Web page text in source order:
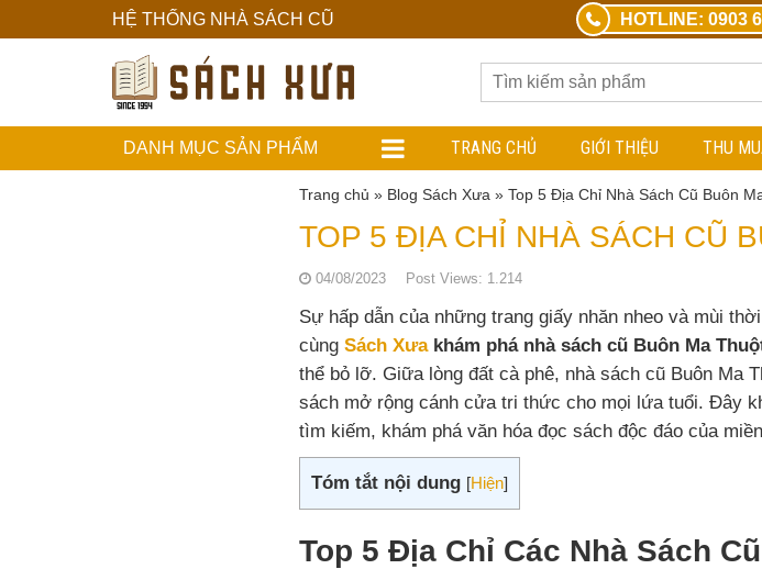
HỆ THỐNG NHÀ SÁCH CŨ HOTLINE: 0903
Nhà
Sách
Cũ
DANH MỤC SẢN PHẨM TRANG CHỦ GIỚI THIỆU THU
Trang chủ » Blog Sách Xưa » Top 5 Địa Chỉ Nhà Sách Cũ Buôn
TOP 5 ĐỊA CHỈ NHÀ SÁCH CŨ
04/08/2023 Post Views: 1.214
Sự hấp dẫn của những trang giấy nhăn nheo và mùi
cùng Sách Xưa khám phá nhà sách cũ Buôn Ma
thể bỏ lỡ. Giữa lòng đất cà phê, nhà sách cũ Buôn Ma
sách mở rộng cánh cửa tri thức cho mọi lứa tuổi. Đây
tìm kiếm, khám phá văn hóa đọc sách độc đáo của
Tóm tắt nội dung [Hiện]
Top 5 Địa Chỉ Các Nhà Sách